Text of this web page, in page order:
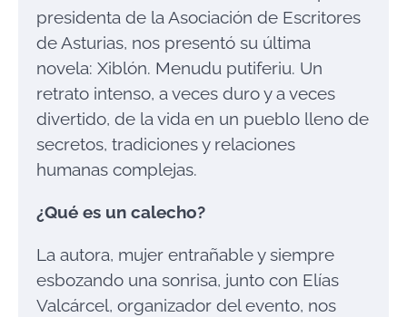
presidenta de la Asociación de Escritores
de Asturias, nos presentó su última
novela: Xiblón. Menudu putiferiu. Un
retrato intenso, a veces duro y a veces
divertido, de la vida en un pueblo lleno de
secretos, tradiciones y relaciones
humanas complejas.
¿Qué es un calecho?
La autora, mujer entrañable y siempre
esbozando una sonrisa, junto con Elías
Valcárcel, organizador del evento, nos